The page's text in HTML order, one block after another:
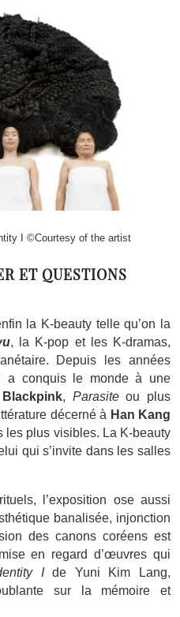
I ©Courtesy of the artist
ET QUESTIONS
la K-beauty telle qu’on la
, la K-pop et les K-dramas,
Depuis les années
a conquis le monde à une
Blackpink, Parasiteou plus
décerné à Han Kang
les plus visibles. La K-beauty
qui s’invite dans les salles
l’exposition ose aussi
banalisée, injonction
des canons coréens est
en regard d’œuvres qui
Ide Yuni Kim Lang,
sur la mémoire et